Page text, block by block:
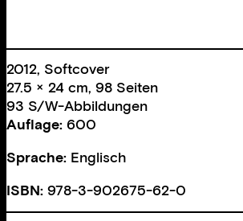
2012, Softcover
27.5 × 24 cm, 98 Seiten
93 S/W-Abbildungen
Auflage: 600
Sprache: Englisch
ISBN: 978-3-902675-62-0